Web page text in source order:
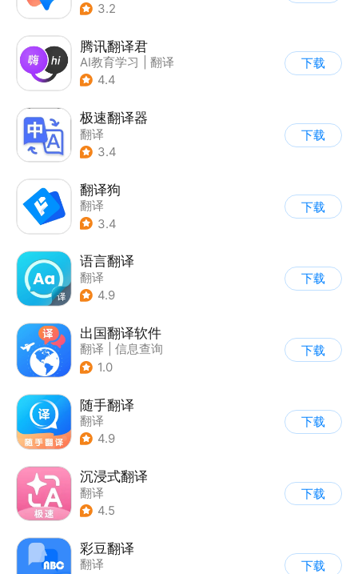
3.2
腾讯翻译君
AI教育学习
翻译
4.4
下载
极速翻译器
翻译
3.4
下载
翻译狗
翻译
3.4
下载
语言翻译
翻译
4.9
下载
出国翻译软件
翻译
信息查询
1.0
下载
随手翻译
翻译
4.9
下载
沉浸式翻译
翻译
4.5
下载
彩豆翻译
翻译
下载